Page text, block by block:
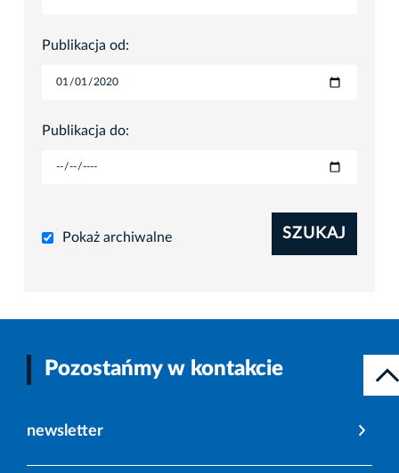
Publikacja od:
Publikacja do:
Pokaż archiwalne SZUKAJ
Pozostańmy w kontakcie
newsletter